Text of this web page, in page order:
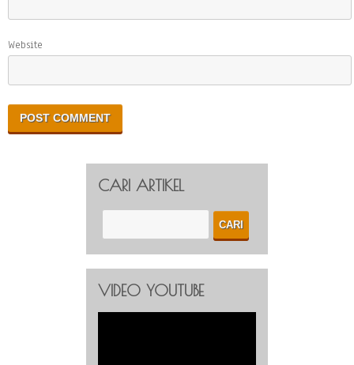
Website
CARI ARTIKEL
VIDEO YOUTUBE